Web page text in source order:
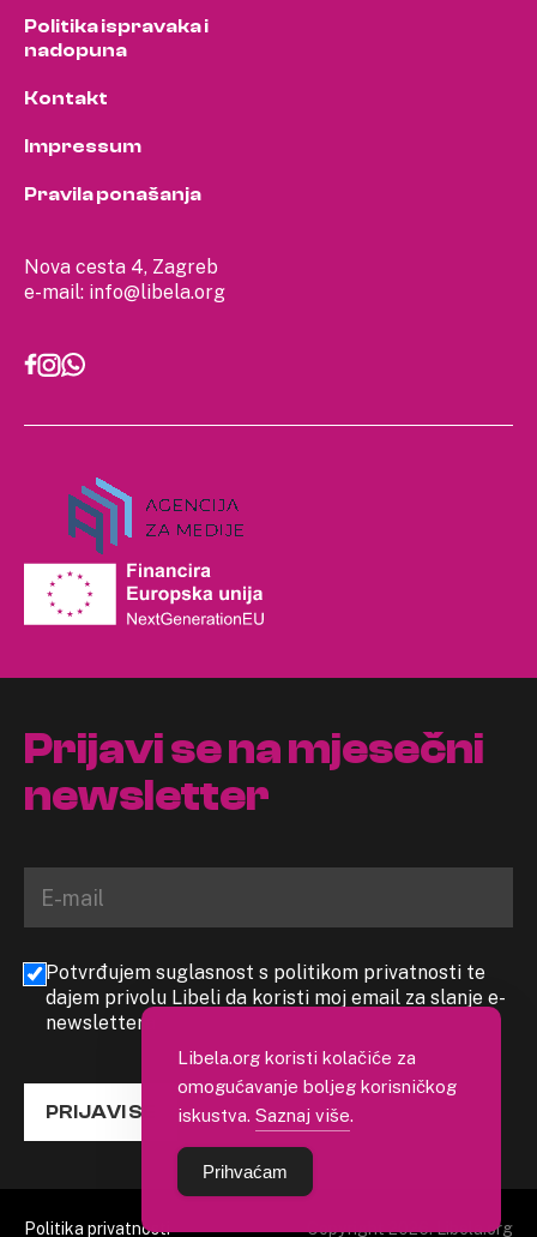
Nova cesta 4, Zagreb
e-mail: info@libela.org
Politika ispravaka i
nadopuna
Kontakt
Impressum
Pravila ponašanja
Prijavi se na mjesečni
newsletter
Potvrđujem suglasnost s politikom privatnosti te
dajem privolu Libeli da koristi moj email za slanje e-
newslettera
PRIJAVI SE
Politika privatnosti Copyright 2026. Libela.org
Libela.org koristi kolačiće za
omogućavanje boljeg korisničkog
iskustva. Saznaj više.
Prihvaćam